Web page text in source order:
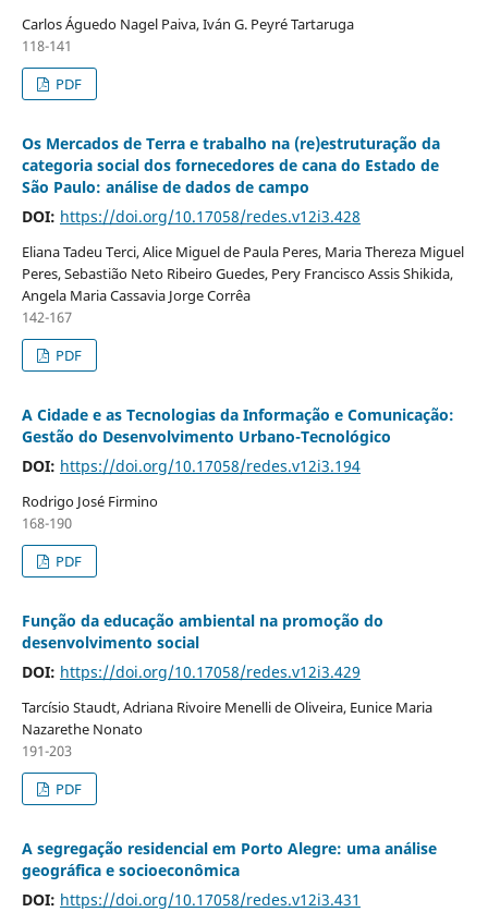
Carlos Águedo Nagel Paiva, Iván G. Peyré Tartaruga
118-141
PDF
Os Mercados de Terra e trabalho na (re)estruturação da
categoria social dos fornecedores de cana do Estado de
São Paulo: análise de dados de campo
DOI: https://doi.org/10.17058/redes.v12i3.428
Eliana Tadeu Terci, Alice Miguel de Paula Peres, Maria Thereza Miguel
Peres, Sebastião Neto Ribeiro Guedes, Pery Francisco Assis Shikida,
Angela Maria Cassavia Jorge Corrêa
142-167
PDF
A Cidade e as Tecnologias da Informação e Comunicação:
Gestão do Desenvolvimento Urbano-Tecnológico
DOI: https://doi.org/10.17058/redes.v12i3.194
Rodrigo José Firmino
168-190
PDF
Função da educação ambiental na promoção do
desenvolvimento social
DOI: https://doi.org/10.17058/redes.v12i3.429
Tarcísio Staudt, Adriana Rivoire Menelli de Oliveira, Eunice Maria
Nazarethe Nonato
191-203
PDF
A segregação residencial em Porto Alegre: uma análise
geográfica e socioeconômica
DOI: https://doi.org/10.17058/redes.v12i3.431